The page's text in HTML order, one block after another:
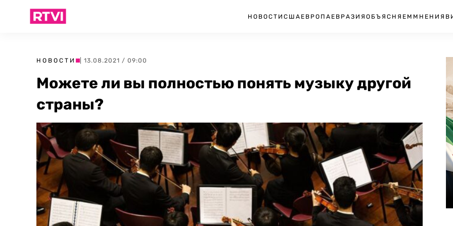
НОВОСТИ США ЕВРОПА ЕВРАЗИЯ ОБЪЯСНЯЕМ МНЕНИЯ
НОВОСТИ | 13.08.2021 / 09:00
Можете ли вы полностью понять музыку другой
страны?